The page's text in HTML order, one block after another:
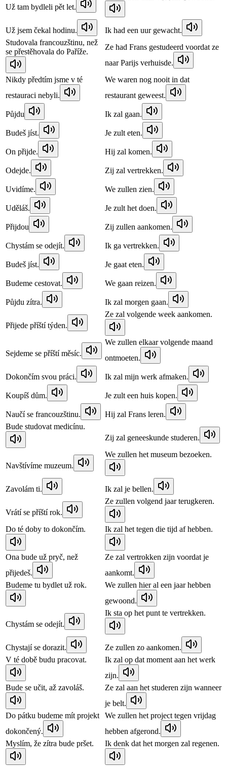
Už tam bydleli pět let.
Už jsem čekal hodinu.
Ik had een uur gewacht.
Studovala francouzštinu, než
se přestěhovala do Paříže.
Ze had Frans gestudeerd voordat ze
naar Parijs verhuisde.
Nikdy předtím jsme v té
restauraci nebyli.
We waren nog nooit in dat
restaurant geweest.
Půjdu Ik zal gaan.
Budeš jíst. Je zult eten.
On přijde. Hij zal komen.
Odejde. Zij zal vertrekken.
Uvidíme. We zullen zien.
Uděláš. Je zult het doen.
Přijdou Zij zullen aankomen.
Chystám se odejít. Ik ga vertrekken.
Budeš jíst. Je gaat eten.
Budeme cestovat. We gaan reizen.
Půjdu zítra. Ik zal morgen gaan.
Přijede příští týden.
Ze zal volgende week aankomen.
Sejdeme se příští měsíc.
We zullen elkaar volgende maand
ontmoeten.
Dokončím svou práci. Ik zal mijn werk afmaken.
Koupíš dům. Je zult een huis kopen.
Naučí se francouzštinu.
Hij zal Frans leren.
Bude studovat medicínu.
Zij zal geneeskunde studeren.
Navštívíme muzeum.
We zullen het museum bezoeken.
Zavolám ti. Ik zal je bellen.
Vrátí se příští rok.
Ze zullen volgend jaar terugkeren.
Do té doby to dokončím. Ik zal het tegen die tijd af hebben.
Ona bude už pryč, než
přijedeš.
Ze zal vertrokken zijn voordat je
aankomt.
Budeme tu bydlet už rok.
We zullen hier al een jaar hebben
gewoond.
Chystám se odejít.
Ik sta op het punt te vertrekken.
Chystají se dorazit.
Ze zullen zo aankomen.
V té době budu pracovat.
Ik zal op dat moment aan het werk
zijn.
Bude se učit, až zavoláš.
Ze zal aan het studeren zijn wanneer
je belt.
Do pátku budeme mít projekt
dokončený.
We zullen het project tegen vrijdag
hebben afgerond.
Myslím, že zítra bude pršet.
Ik denk dat het morgen zal regenen.